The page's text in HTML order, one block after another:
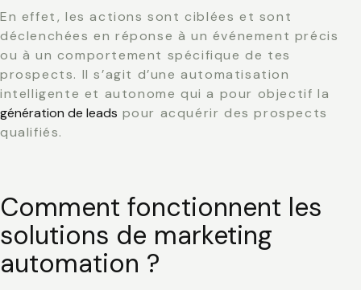
En effet, les actions sont ciblées et sont
déclenchées en réponse à un événement précis
ou à un comportement spécifique de tes
prospects. Il s’agit d’une automatisation
intelligente et autonome qui a pour objectif la
génération de leads pour acquérir des prospects
qualifiés.
Comment fonctionnent les
solutions de marketing
automation ?